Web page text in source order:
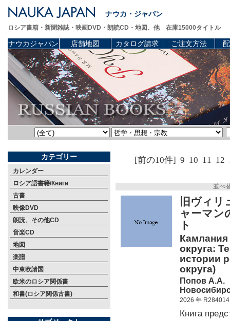
ナウカ・ジャパン
ロシア書籍・新聞雑誌・映画DVD・朗読CD・地図、他 在庫15000タイトル
ナウカジャパン 店舗地図 カタログ請求 ご注文方法
カテゴリー
カレンダー
ロシア語書籍/Книги
古書
映像DVD
朗読、その他CD
音楽CD
地図
楽譜
中東欧諸国
欧米のロシア関係書
和書(ロシア関係古書)
[前の10件] 9 10 11 12
並べ
旧ヴィ
ャーマン
ト
округа:
истории
округа)
Попов А.А.
2026 年 R284014
Книга